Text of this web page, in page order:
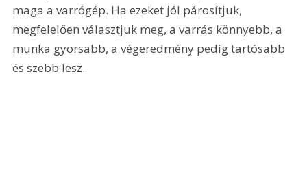
maga a varrógép. Ha ezeket jól párosítjuk,
megfelelően választjuk meg, a varrás könnyebb, a
munka gyorsabb, a végeredmény pedig tartósabb
és szebb lesz.